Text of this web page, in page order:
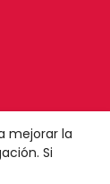
mejorar la
Si